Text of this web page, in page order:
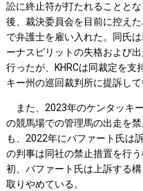
訟に終止符が打たれることと
後、裁決委員会を目前に控え
で弁護士を雇い入れた。同氏
ーナスピリットの失格および
行ったが、KHRCは同裁定を支
キー州の巡回裁判所に提訴して
また、2023年のケンタッキ
の競馬場での管理馬の出走を
も、2022年にバファート氏は
の判事は同社の禁止措置を行
初、バファート氏は上訴する
取りやめている。